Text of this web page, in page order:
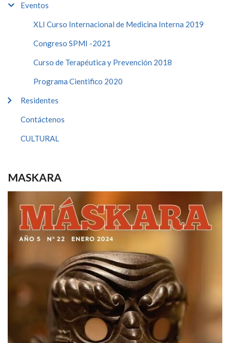
Eventos
XLI Curso Internacional de Medicina Interna 2019
Congreso SPMI -2021
Curso de Terapéutica y Prevención 2018
Programa Cientifico 2020
Residentes
Contáctenos
CULTURAL
MASKARA